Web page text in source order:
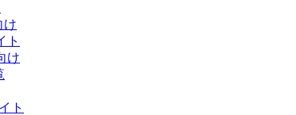
け
ト
け
ト